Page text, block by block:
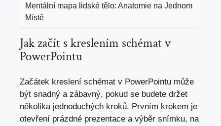
Mentální mapa lidské tělo: Anatomie na Jednom
Místě
Jak začít s‍ kreslením schémat v
PowerPointu
Začátek kreslení schémat v PowerPointu může
být​ snadný a zábavný, pokud se budete držet
několika jednoduchých kroků. Prvním krokem je
otevření prázdné prezentace a výběr snímku, na